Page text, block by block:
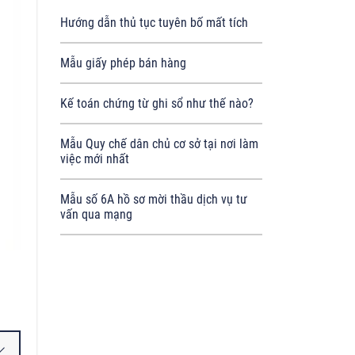
Hướng dẫn thủ tục tuyên bố mất tích
Mẫu giấy phép bán hàng
Kế toán chứng từ ghi sổ như thế nào?
Mẫu Quy chế dân chủ cơ sở tại nơi làm
việc mới nhất
Mẫu số 6A hồ sơ mời thầu dịch vụ tư
vấn qua mạng